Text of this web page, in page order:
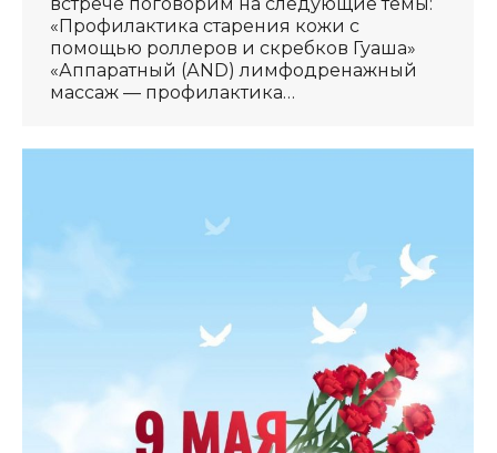
«Профилактика старения кожи с
помощью роллеров и скребков Гуаша»
«Аппаратный (АND) лимфодренажный
массаж — профилактика…